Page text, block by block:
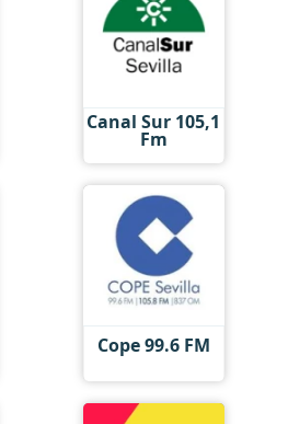
Canal Sur 105,1
Fm
Cope 99.6 FM